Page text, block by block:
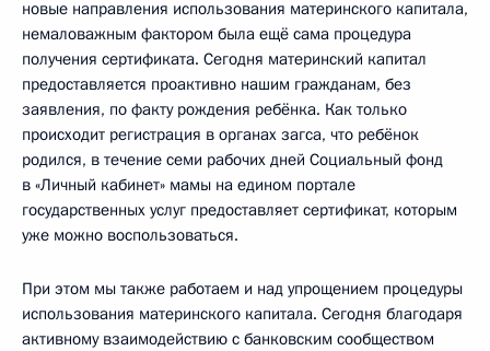
новые направления использования материнского капитала,
немаловажным фактором была ещё сама процедура
получения сертификата. Сегодня материнский капитал
предоставляется проактивно нашим гражданам, без
заявления, по факту рождения ребёнка. Как только
происходит регистрация в органах загса, что ребёнок
родился, в течение семи рабочих дней Социальный фонд
в «Личный кабинет» мамы на едином портале
государственных услуг предоставляет сертификат, которым
уже можно воспользоваться.
При этом мы также работаем и над упрощением процедуры
использования материнского капитала. Сегодня благодаря
активному взаимодействию с банковским сообществом